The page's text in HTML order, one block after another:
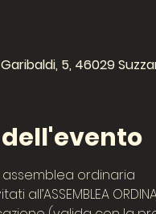
5, 46029
assemblea ordinaria
all’ASSEMBLEA